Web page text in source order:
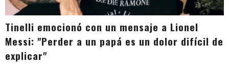
Tinelli emocionó con un mensaje a Lionel
Messi: "Perder a un papá es un dolor difícil de
explicar"